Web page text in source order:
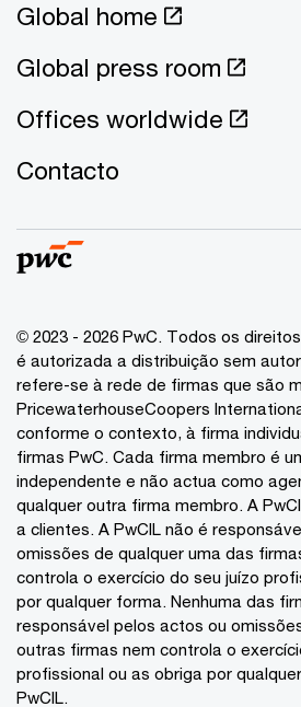
Global home
Global press room
Offices worldwide
Contacto
© 2023 - 2026 PwC. Todos os
é autorizada a distribuição sem
refere-se à rede de firmas que são
PricewaterhouseCoopers
conforme o contexto, à firma
firmas PwC. Cada firma membro é
independente e não actua como
qualquer outra firma membro. A
a clientes. A PwCIL não é
omissões de qualquer uma das
controla o exercício do seu juízo
por qualquer forma. Nenhuma das
responsável pelos actos ou
outras firmas nem controla o
profissional ou as obriga por
PwCIL.